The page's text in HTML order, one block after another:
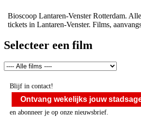
Bioscoop Lantaren-Venster Rotterdam.
tickets in Lantaren-Venster. Films,
Selecteer een film
Blijf in contact!
Ontvang wekelijks jouw
en abonneer je op onze nieuwsbrief.